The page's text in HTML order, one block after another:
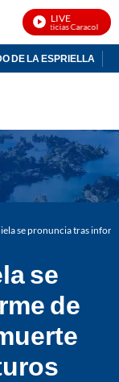
LIVE
Noticias Caracol En
DE LA ESPRIELLA
se pronuncia tras
se
de